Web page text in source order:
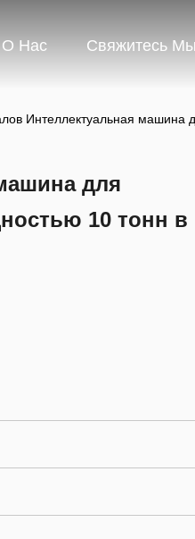
О Нас Свяжитесь Мы
Интеллектуальная машина
для
10 тонн в